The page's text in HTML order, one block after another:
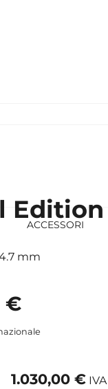
ACCESSORI
Edition
mm
€
1.030,00 €